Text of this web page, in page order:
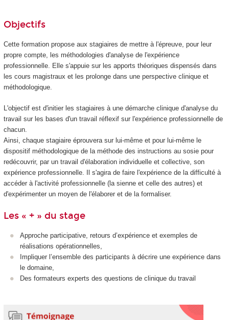
Objectifs
Cette formation propose aux stagiaires de mettre à l'épreuve, pour leur
propre compte, les méthodologies d'analyse de l'expérience
professionnelle. Elle s'appuie sur les apports théoriques dispensés dans
les cours magistraux et les prolonge dans une perspective clinique et
méthodologique.
L'objectif est d'initier les stagiaires à une démarche clinique d'analyse du
travail sur les bases d'un travail réflexif sur l'expérience professionnelle de
chacun.
Ainsi, chaque stagiaire éprouvera sur lui-même et pour lui-même le
dispositif méthodologique de la méthode des instructions au sosie pour
redécouvrir, par un travail d'élaboration individuelle et collective, son
expérience professionnelle. Il s'agira de faire l'expérience de la difficulté à
accéder à l'activité professionnelle (la sienne et celle des autres) et
d'expérimenter un moyen de l'élaborer et de la formaliser.
Les « + » du stage
Approche participative, retours d’expérience et exemples de
réalisations opérationnelles,
Impliquer l’ensemble des participants à décrire une expérience dans
le domaine,
Des formateurs experts des questions de clinique du travail